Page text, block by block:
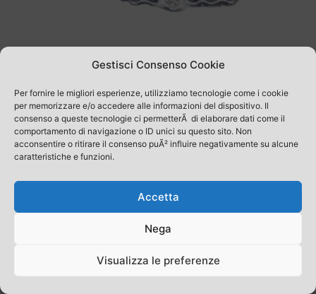
Gestisci Consenso Cookie
Per fornire le migliori esperienze, utilizziamo tecnologie come i cookie
per memorizzare e/o accedere alle informazioni del dispositivo. Il
consenso a queste tecnologie ci permetterÃ di elaborare dati come il
comportamento di navigazione o ID unici su questo sito. Non
acconsentire o ritirare il consenso puÃ² influire negativamente su alcune
caratteristiche e funzioni.
Accetta
Nega
Visualizza le preferenze
Account